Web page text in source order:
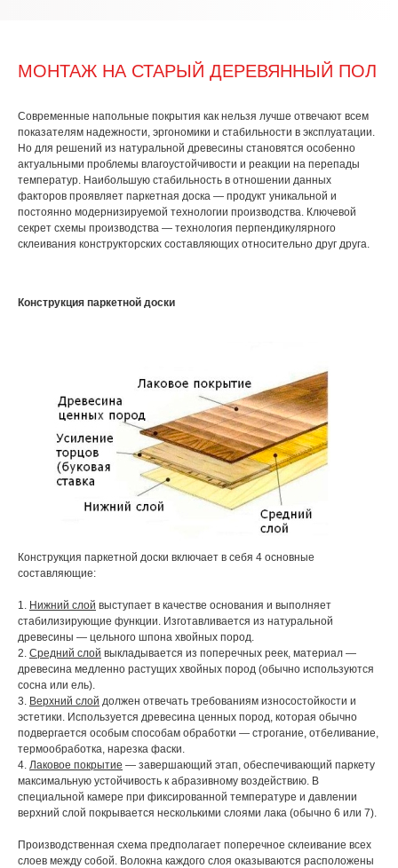
МОНТАЖ НА СТАРЫЙ ДЕРЕВЯННЫЙ ПОЛ
Современные напольные покрытия как нельзя лучше отвечают всем
показателям надежности, эргономики и стабильности в эксплуатации.
Но для решений из натуральной древесины становятся особенно
актуальными проблемы влагоустойчивости и реакции на перепады
температур. Наибольшую стабильность в отношении данных
факторов проявляет паркетная доска — продукт уникальной и
постоянно модернизируемой технологии производства. Ключевой
секрет схемы производства — технология перпендикулярного
склеивания конструкторских составляющих относительно друг друга.
Конструкция паркетной доски
Конструкция паркетной доски включает в себя 4 основные
составляющие:
1. Нижний слой выступает в качестве основания и выполняет
стабилизирующие функции. Изготавливается из натуральной
древесины — цельного шпона хвойных пород.
2. Средний слой выкладывается из поперечных реек, материал —
древесина медленно растущих хвойных пород (обычно используются
сосна или ель).
3. Верхний слой должен отвечать требованиям износостойкости и
эстетики. Используется древесина ценных пород, которая обычно
подвергается особым способам обработки — строгание, отбеливание,
термообработка, нарезка фаски.
4. Лаковое покрытие — завершающий этап, обеспечивающий паркету
максимальную устойчивость к абразивному воздействию. В
специальной камере при фиксированной температуре и давлении
верхний слой покрывается несколькими слоями лака (обычно 6 или 7).
Производственная схема предполагает поперечное склеивание всех
слоев между собой. Волокна каждого слоя оказываются расположены